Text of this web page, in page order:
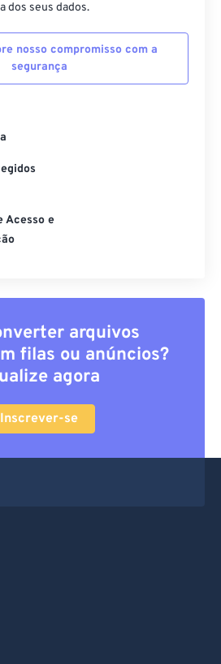
dos seus dados.
nosso compromisso com a
segurança
Acesso e
arquivos
filas ou anúncios?
agora
Inscrever-se